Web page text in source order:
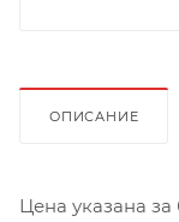
ОПИСАНИЕ
Цена указана